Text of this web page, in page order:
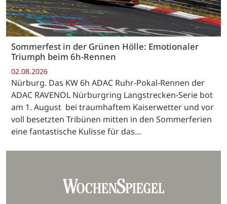
Sommerfest in der Grünen Hölle: Emotionaler
Triumph beim 6h-Rennen
02.08.2026
Nürburg. Das KW 6h ADAC Ruhr-Pokal-Rennen der
ADAC RAVENOL Nürburgring Langstrecken-Serie bot
am 1. August bei traumhaftem Kaiserwetter und vor
voll besetzten Tribünen mitten in den Sommerferien
eine fantastische Kulisse für das…